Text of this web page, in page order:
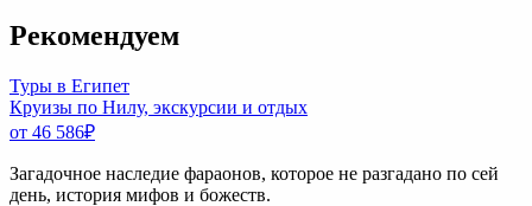
Рекомендуем
Туры в Египет
Круизы по Нилу, экскурсии и отдых
от 46 586₽
Загадочное наследие фараонов, которое не разгадано по сей
день, история мифов и божеств.